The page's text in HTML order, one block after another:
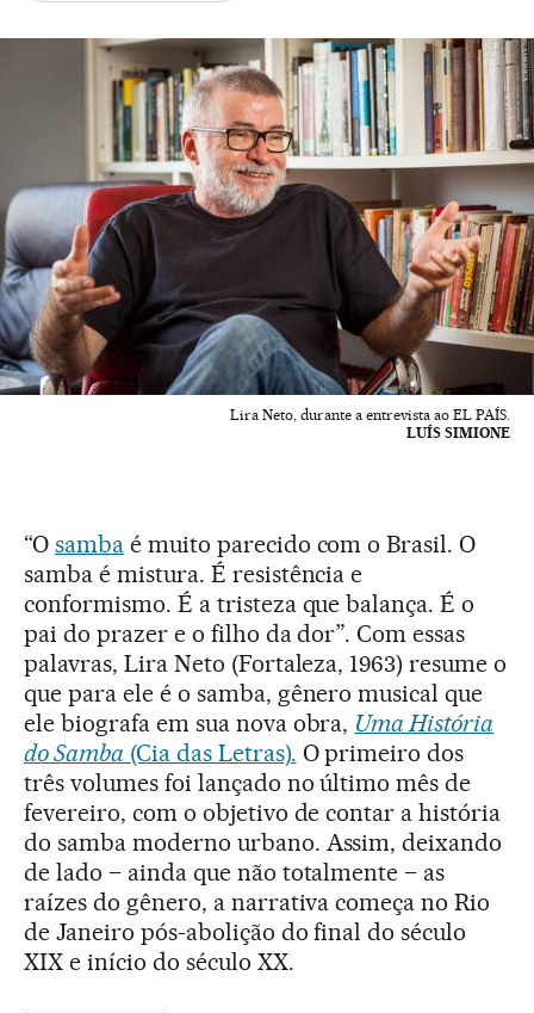
Lira Neto, durante a entrevista ao EL PAÍS.
LUÍS SIMIONE
“O sambaé muito parecido com o Brasil. O
samba é mistura. É resistência e
conformismo. É a tristeza que balança. É o
pai do prazer e o filho da dor”. Com essas
palavras, Lira Neto (Fortaleza, 1963) resume o
que para ele é o samba, gênero musical que
ele biografa em sua nova obra, Uma História
do Samba (Cia das Letras). O primeiro dos
três volumes foi lançado no último mês de
fevereiro, com o objetivo de contar a história
do samba moderno urbano. Assim, deixando
de lado – ainda que não totalmente – as
raízes do gênero, a narrativa começa no Rio
de Janeiro pós-abolição do final do século
XIX e início do século XX.